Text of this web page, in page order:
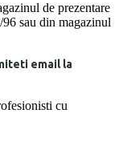
de prezentare
sau din magazinul
email la
cu